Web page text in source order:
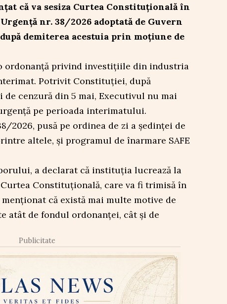
că va sesiza Curtea Constituțională în
nr. 38/2026 adoptată de Guvern
demiterea acestuia prin moțiune de
ordonanță privind investițiile din industria
Potrivit Constituției, după
cenzură din 5 mai, Executivul nu mai
pe perioada interimatului.
2026, pusă pe ordinea de zi a ședinței de
altele, și programul de înarmare SAFE
a declarat că instituția lucrează la
Constituțională, care va fi trimisă în
că există mai multe motive de
atât de fondul ordonanței, cât și de
Publicitate